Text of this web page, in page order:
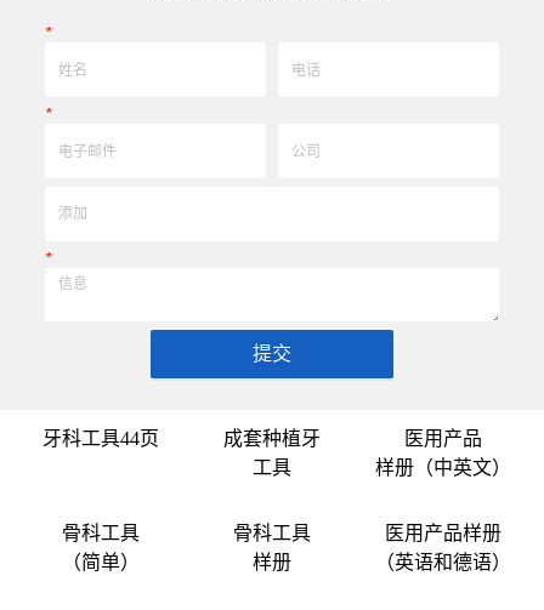
*
*
*
提交
牙科工具44页
成套种植牙
工具
医用产品
样册（中英文）
骨科工具
（简单）
骨科工具
样册
医用产品样册
（英语和德语）